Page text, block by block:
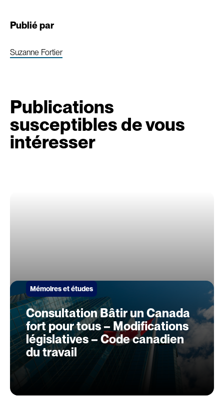
Publié par
Suzanne Fortier
Publications
susceptibles de vous
intéresser
Mémoires et études
Consultation Bâtir un Canada
fort pour tous – Modifications
législatives – Code canadien
du travail